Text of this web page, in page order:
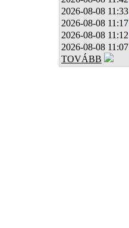
2026-08-08 11:33
2026-08-08 11:17
2026-08-08 11:12
2026-08-08 11:07
TOVÁBB